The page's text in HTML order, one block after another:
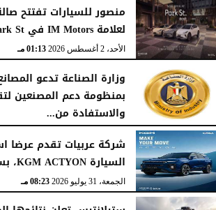
منصور للسيارات تفتتح
لعلامة IM Motors في Park St...
الأحد، 2 أغسطس 2026 01:13 مـ
وزارة الصناعة تدعو
بمنظومة دعم المصنعين
والاستفادة من...
السبت، 1 أغسطس 2026
شركة عربيات تقدم عرضا
السيارة KGM ACTYON، بسعر...
الجمعة، 31 يوليو 2026 08:23 مـ